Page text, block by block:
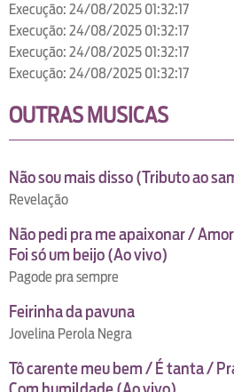
Execução: 24/08/2025 01:32:17
Execução: 24/08/2025 01:32:17
Execução: 24/08/2025 01:32:17
Execução: 24/08/2025 01:32:17
OUTRAS MUSICAS
Não sou mais disso (Tributo ao
Revelação
Não pedi pra me apaixonar /
Foi só um beijo (Ao vivo)
Pagode pra sempre
Feirinha da pavuna
Jovelina Perola Negra
Tô carente meu bem / É tanta /